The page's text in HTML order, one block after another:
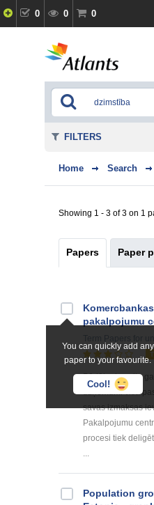
0 0 0
Home Search
Showing 1 - 3 of 3 on 1
Papers Paper
You can quickly add any
paper to your favourite.
Cool!
pakalpоjumu
for
Pēdējo desmitu
uzņēmumi visā
savas izmaksas
Pakalpojumu
procesi tiek
...
Population
FILTERS